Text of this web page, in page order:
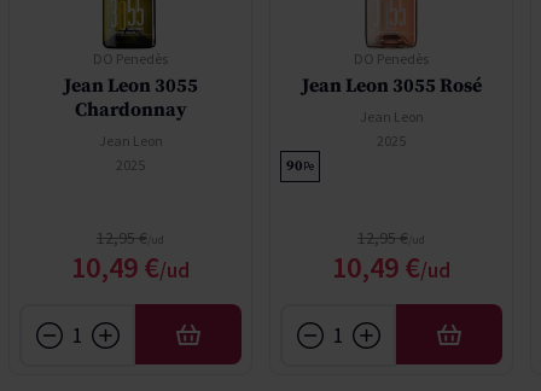
DO Penedès
Jean Leon 3055
Chardonnay
Jean Leon
2025
Precio especial
10,49 €
Precio normal
12,95 €
AÑADIR
DO Penedès
Jean Leon 3055 Rosé
Jean Leon
2025
90Pe
Precio especial
10,49 €
Precio normal
12,95 €
AÑADIR